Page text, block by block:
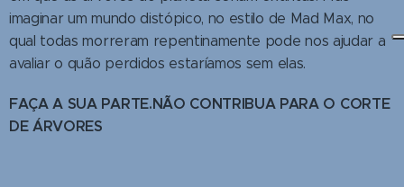
imaginar um mundo distópico, no estilo de Mad Max, no
qual todas morreram repentinamente pode nos ajudar a
avaliar o quão perdidos estaríamos sem elas.
FAÇA A SUA PARTE.NÃO CONTRIBUA PARA O CORTE
DE ÁRVORES